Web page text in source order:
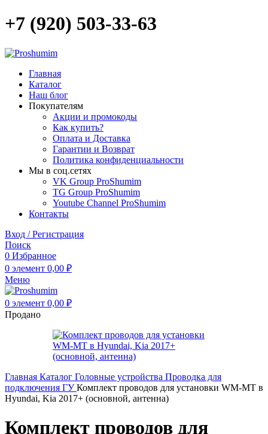
+7 (920) 503-33-63
Главная
Каталог
Наш блог
Покупателям
Акции и промокоды
Как купить?
Оплата и Доставка
Гарантии и Возврат
Политика конфиденциальности
Мы в соц.сетях
VK Group ProShumim
TG Group ProShumim
Youtube Channel ProShumim
Контакты
Вход / Регистрация
Поиск
0 Избранное
0 элемент 0,00 ₽
Меню
0 элемент 0,00 ₽
Продано
Главная Каталог Головные устройства Проводка для
подключения ГУКомплект проводов для установки WM-MT в
Hyundai, Kia 2017+ (основной, антенна)
Комплект проводов для